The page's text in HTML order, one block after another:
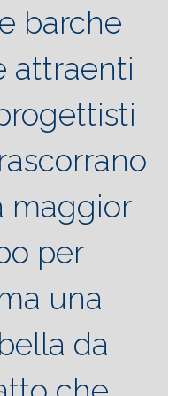
barche
attraenti
maggior
per
una
da